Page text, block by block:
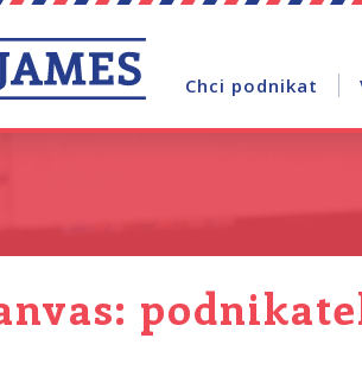
Chci podnikat